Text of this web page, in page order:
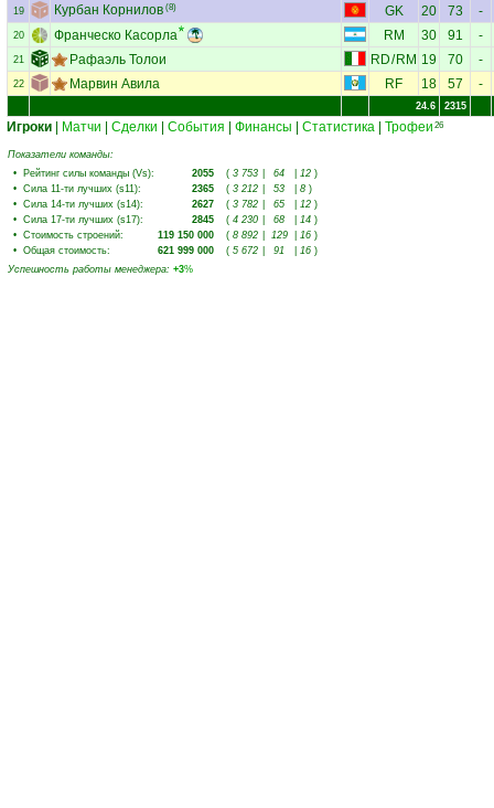
19 Курбан Корнилов (8) GK 20 73 -
20 Франческо Касорла RM 30 91 -
21 Рафаэль Толои RD/ RM 19 70 -
22 Марвин Авила RF 18 57 -
24.6 2315
Игроки Матчи Сделки События Финансы Статистика Трофеи 26
Показатели команды:
• Рейтинг силы команды (Vs): 2055 ( 3 753 64 12 )
• Сила 11-ти лучших (s11): 2365 ( 3 212 53 8 )
• Сила 14-ти лучших (s14): 2627 ( 3 782 65 12 )
• Сила 17-ти лучших (s17): 2845 ( 4 230 68 14 )
• Стоимость строений: 119 150 000 ( 8 892 129 16 )
• Общая стоимость: 621 999 000 ( 5 672 91 16 )
Успешность работы менеджера: +3%